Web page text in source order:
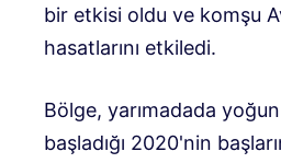
bir etkisi oldu ve komşu
hasatlarını etkiledi.
Bölge, yarımadada
başladığı 2020'nin